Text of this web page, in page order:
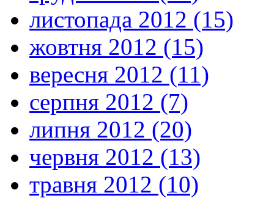
листопада 2012 (15)
жовтня 2012 (15)
вересня 2012 (11)
серпня 2012 (7)
липня 2012 (20)
червня 2012 (13)
травня 2012 (10)